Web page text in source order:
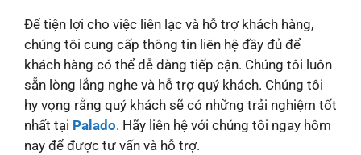
Để tiện lợi cho việc liên lạc và hỗ trợ khách hàng,
chúng tôi cung cấp thông tin liên hệ đầy đủ để
khách hàng có thể dễ dàng tiếp cận. Chúng tôi luôn
sẵn lòng lắng nghe và hỗ trợ quý khách. Chúng tôi
hy vọng rằng quý khách sẽ có những trải nghiệm tốt
nhất tại Palado. Hãy liên hệ với chúng tôi ngay hôm
nay để được tư vấn và hỗ trợ.